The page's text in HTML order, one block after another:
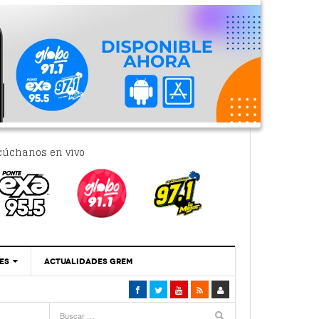
en vivo
‘Se Vale Soñar Con Una Contraloría Ciudadana’
ACTUALIDADES GREM